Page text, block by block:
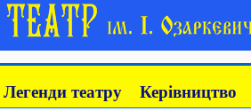
Легенди театру Керівництво